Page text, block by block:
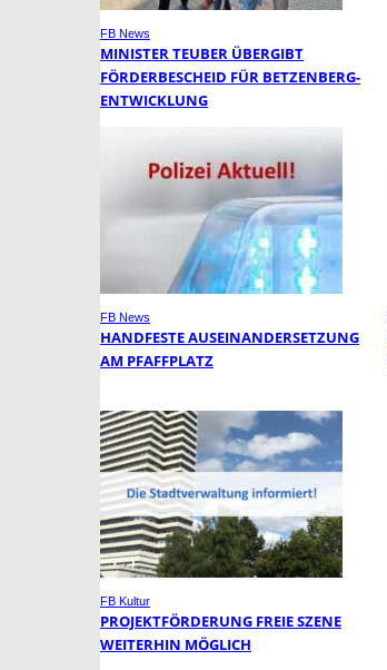
FB News
MINISTER TEUBER ÜBERGIBT
FÖRDERBESCHEID FÜR BETZENBERG-
ENTWICKLUNG
FB News
HANDFESTE AUSEINANDERSETZUNG
AM PFAFFPLATZ
FB Kultur
PROJEKTFÖRDERUNG FREIE SZENE
WEITERHIN MÖGLICH